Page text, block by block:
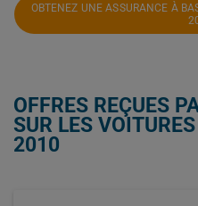
OBTENEZ UNE ASSURANCE À
OFFRES REÇUES
SUR LES
2010